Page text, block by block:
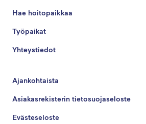
Hae hoitopaikkaa
Työpaikat
Yhteystiedot
Ajankohtaista
Asiakasrekisterin tietosuojaseloste
Evästeseloste